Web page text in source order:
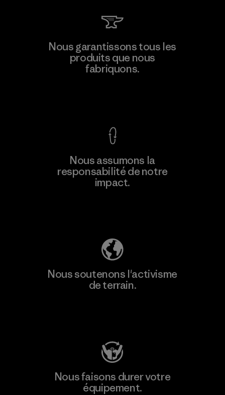
Teijin Frontier Co., Ltd.
Material-supplier
Nous garantissons tous les
produits que nous
fabriquons.
Nous assumons la
responsabilité de notre
impact.
Nous soutenons l'activisme
de terrain.
Nous faisons durer votre
équipement.